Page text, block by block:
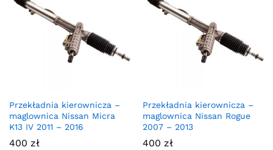
Przekładnia kierownicza –
maglownica Nissan Micra
K13 IV 2011 – 2016
400 zł
Przekładnia kierownicza –
maglownica Nissan Rogue
2007 – 2013
400 zł